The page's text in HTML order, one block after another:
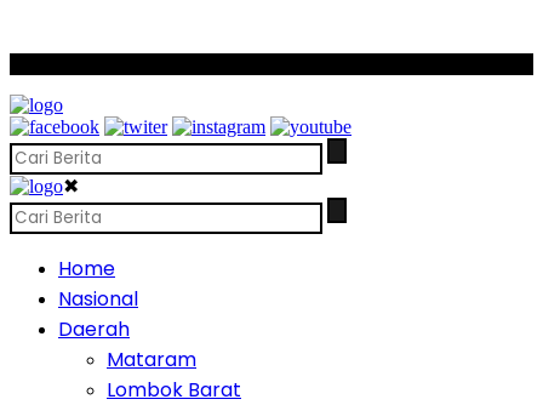
✖
Home
Nasional
Daerah
Mataram
Lombok Barat